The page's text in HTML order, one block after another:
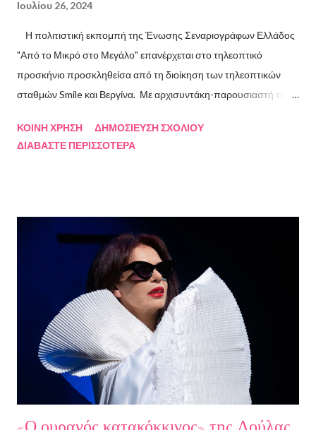
Ιουλίου 26, 2024
Η πολιτιστική εκπομπή της Ένωσης Σεναριογράφων Ελλάδος
"Από το Μικρό στο Μεγάλο" επανέρχεται στο τηλεοπτικό
προσκήνιο προσκληθείσα από τη διοίκηση των τηλεοπτικών
σταθμών Smile και Βεργίνα. Με αρχισυντάκη-παρουσιαστή τον
Κακαβά θα προβάλλεται από τις 3 Αυγούστου και κάθε Σάββατο
Λουκάς Κούτρας Τη δεύτερη εκπομπή τίμησαν ο πρώην
πρόεδρος της Ε.Σ.Ε., συγγραφέας, Στάθης Βαλούκος, ο
ιστορικός συγγραφέας Δρ Ιωάννης Δασκαρόλης, η
μουσικοσυνθέτης Πέννυ Μπινιάρη και ο σκηνοθέτης Στέργιος
Παπαευαγγέλου Σκηνοθεσία: Δημήτρης Σωτηράκης Βοηθός
Σκηνοθέτης: Νεκταρία Δασκαλάκη Παρουσιάστηκαν τα βιβλία
"Ο πόλεμος δεν τελείωσε ακόμα" μυθιστόρημα του Στάθη
Βαλούκου και τα ε...
ΚΟΙΝΉ ΧΡΉΣΗ
ΔΗΜΟΣΊΕΥΣΗ ΣΧΟΛΊΟΥ
ΔΙΑΒΆΣΤΕ ΠΕΡΙΣΣΌΤΕΡΑ